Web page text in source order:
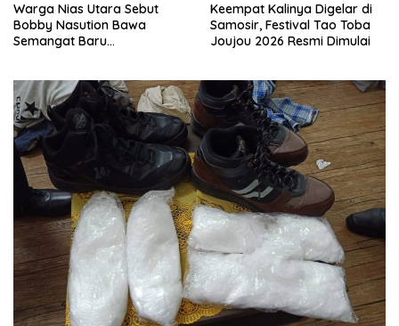
Warga Nias Utara Sebut
Bobby Nasution Bawa
Semangat Baru
Keempat Kalinya Digelar di
Samosir, Festival Tao Toba
Joujou 2026 Resmi Dimulai